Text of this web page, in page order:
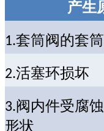
产生
1.套筒阀的套
2.活塞环损坏
3.阀内件受腐
形状